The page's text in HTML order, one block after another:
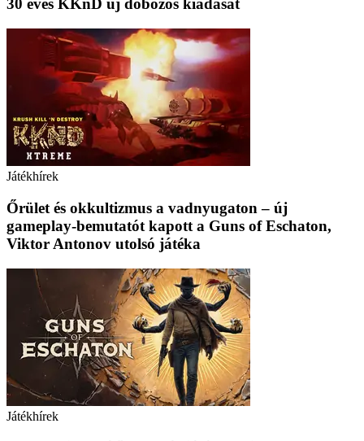
30 éves KKnD új dobozos kiadását
Játékhírek
Őrület és okkultizmus a vadnyugaton – új
gameplay-bemutatót kapott a Guns of Eschaton,
Viktor Antonov utolsó játéka
Játékhírek